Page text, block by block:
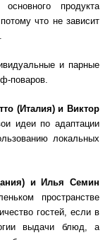
продукта
что не зависит
и парные
поваров.
(Италия) и Виктор
идеи по адаптации
локальных
и Илья Семин
пространстве
гостей, если в
выдачи блюд, а